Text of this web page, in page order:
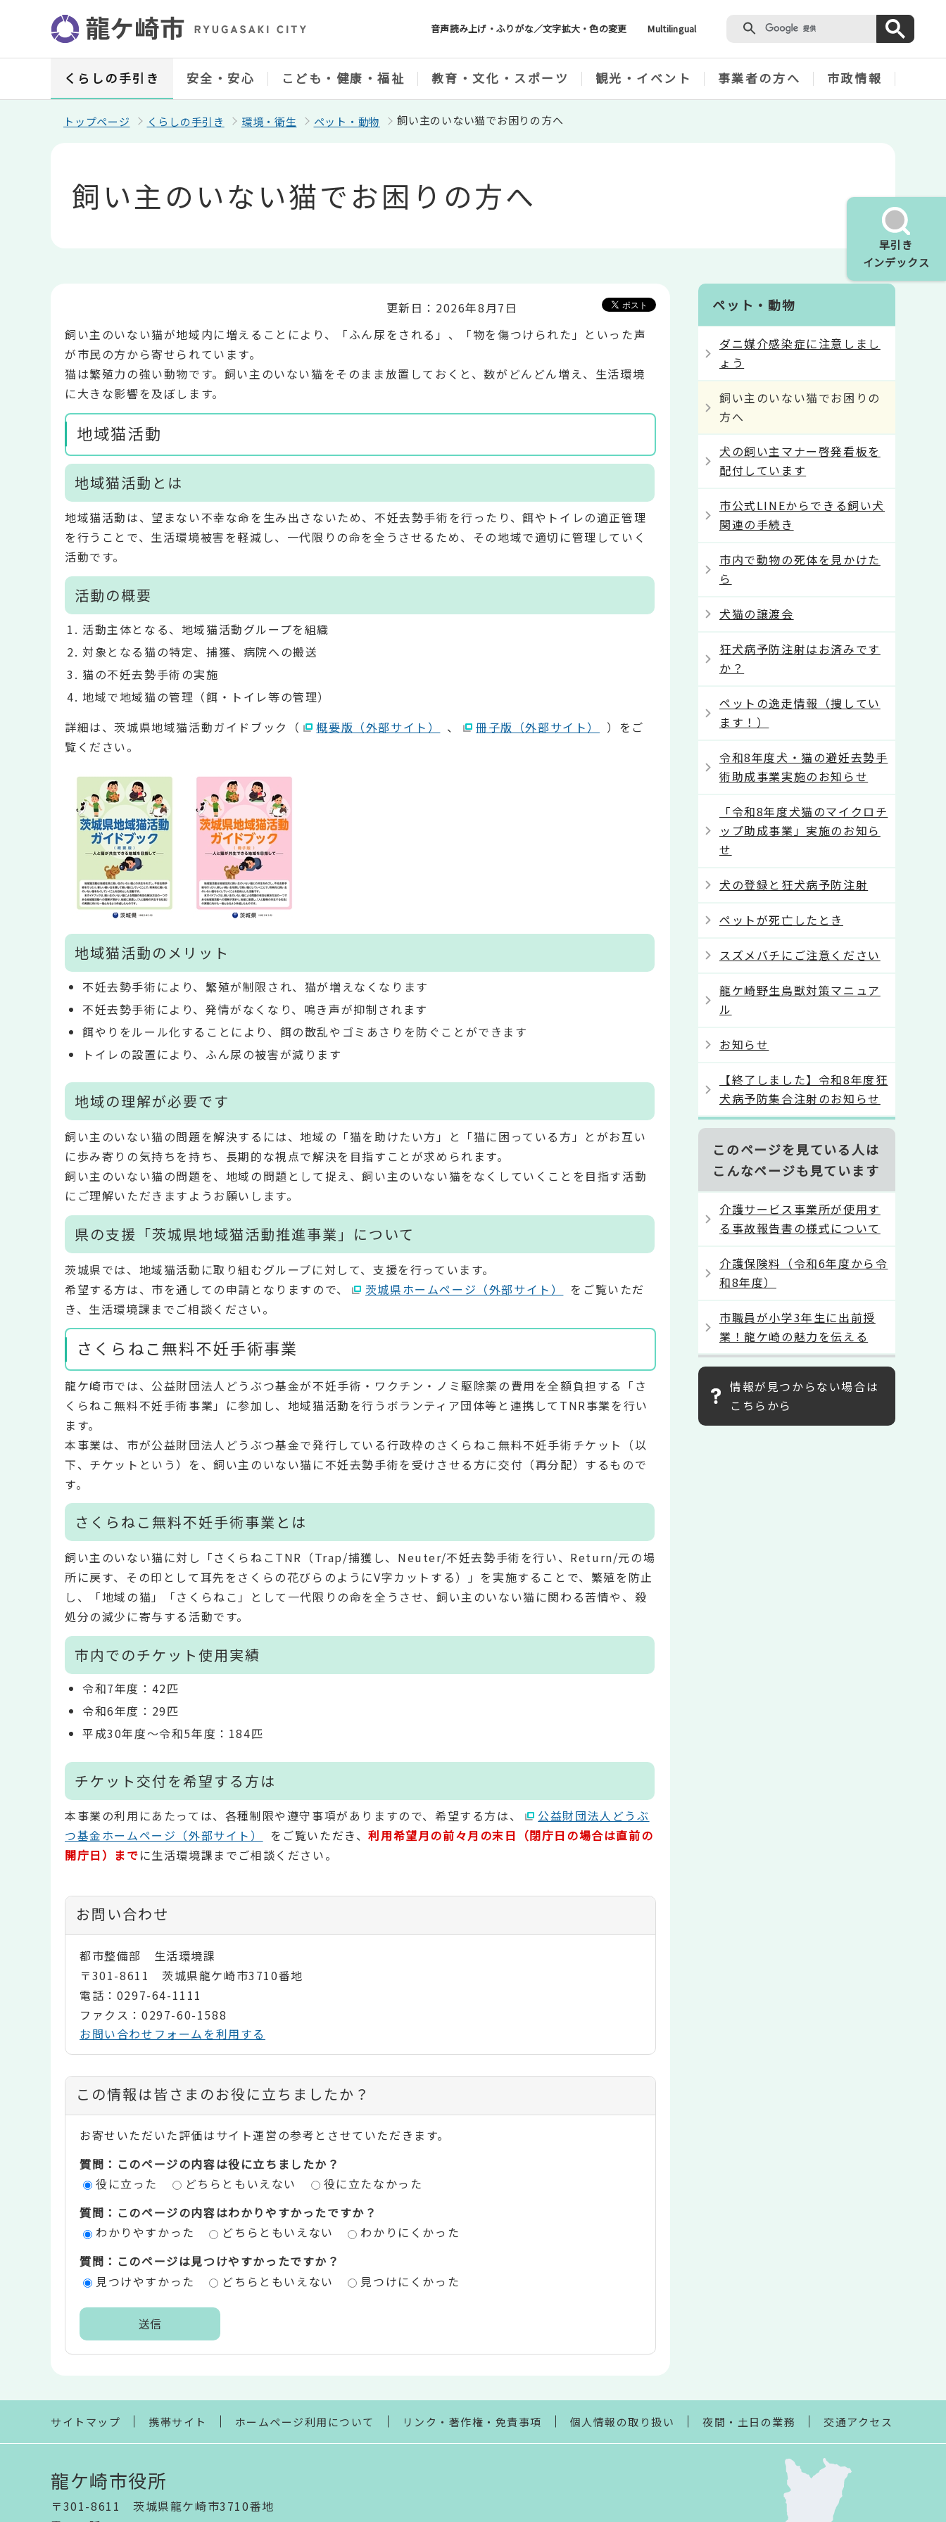
ジ
音声読み上げ・ふりがな／文字拡大・色の変更 Multilingual
早引き
インデックス
くらしの手引き 安全・安心 こども・健康・福祉 教育・文化・スポーツ 観光・イベント 事業者の方へ 市政情報
トップページ くらしの手引き 環境・衛生 ペット・動物 飼い主のいない猫でお困りの方へ
飼い主のいない猫でお困りの方へ
更新日：2026年8月7日
飼い主のいない猫が地域内に増えることにより、「ふん尿をされる」、「物を傷つけられた」といった声
が市民の方から寄せられています。
猫は繁殖力の強い動物です。飼い主のいない猫をそのまま放置しておくと、数がどんどん増え、生活環境
に大きな影響を及ぼします。
地域猫活動
地域猫活動とは
地域猫活動は、望まない不幸な命を生み出さないため、不妊去勢手術を行ったり、餌やトイレの適正管理
を行うことで、生活環境被害を軽減し、一代限りの命を全うさせるため、その地域で適切に管理していく
活動です。
活動の概要
活動主体となる、地域猫活動グループを組織
対象となる猫の特定、捕獲、病院への搬送
猫の不妊去勢手術の実施
地域で地域猫の管理（餌・トイレ等の管理）
詳細は、茨城県地域猫活動ガイドブック（
概要版（外部サイト） 、 冊子版（外部サイト）
）をご
覧ください。
地域猫活動のメリット
不妊去勢手術により、繁殖が制限され、猫が増えなくなります
不妊去勢手術により、発情がなくなり、鳴き声が抑制されます
餌やりをルール化することにより、餌の散乱やゴミあさりを防ぐことができます
トイレの設置により、ふん尿の被害が減ります
地域の理解が必要です
飼い主のいない猫の問題を解決するには、地域の「猫を助けたい方」と「猫に困っている方」とがお互い
に歩み寄りの気持ちを持ち、長期的な視点で解決を目指すことが求められます。
飼い主のいない猫の問題を、地域の問題として捉え、飼い主のいない猫をなくしていくことを目指す活動
にご理解いただきますようお願いします。
県の支援「茨城県地域猫活動推進事業」について
茨城県では、地域猫活動に取り組むグループに対して、支援を行っています。
希望する方は、市を通しての申請となりますので、
茨城県ホームページ（外部サイト）
をご覧いただ
き、生活環境課までご相談ください。
さくらねこ無料不妊手術事業
龍ケ崎市では、公益財団法人どうぶつ基金が不妊手術・ワクチン・ノミ駆除薬の費用を全額負担する「さ
くらねこ無料不妊手術事業」に参加し、地域猫活動を行うボランティア団体等と連携してTNR事業を行い
ます。
本事業は、市が公益財団法人どうぶつ基金で発行している行政枠のさくらねこ無料不妊手術チケット（以
下、チケットという）を、飼い主のいない猫に不妊去勢手術を受けさせる方に交付（再分配）するもので
す。
さくらねこ無料不妊手術事業とは
飼い主のいない猫に対し「さくらねこTNR（Trap/捕獲し、Neuter/不妊去勢手術を行い、Return/元の場
所に戻す、その印として耳先をさくらの花びらのようにV字カットする）」を実施することで、繁殖を防止
し、「地域の猫」「さくらねこ」として一代限りの命を全うさせ、飼い主のいない猫に関わる苦情や、殺
処分の減少に寄与する活動です。
市内でのチケット使用実績
令和7年度：42匹
令和6年度：29匹
平成30年度～令和5年度：184匹
チケット交付を希望する方は
本事業の利用にあたっては、各種制限や遵守事項がありますので、希望する方は、
公益財団法人どうぶ
つ基金ホームページ（外部サイト）
をご覧いただき、利用希望月の前々月の末日（閉庁日の場合は直前の
開庁日）までに生活環境課までご相談ください。
お問い合わせ
都市整備部 生活環境課
〒301-8611 茨城県龍ケ崎市3710番地
電話：0297-64-1111
ファクス：0297-60-1588
お問い合わせフォームを利用する
コ
ン
テ
ン
評
エ
この情報は皆さまのお役に立ちましたか？
お寄せいただいた評価はサイト運営の参考とさせていただきます。
質問：このページの内容は役に立ちましたか？
役に立った
どちらともいえない
役に立たなかった
質問：このページの内容はわかりやすかったですか？
わかりやすかった
どちらともいえない
わかりにくかった
質問：このページは見つけやすかったですか？
見つけやすかった
どちらともいえない 見つけにくかった
ま
ペット・動物
ダニ媒介感染症に注意しまし
ょう
飼い主のいない猫でお困りの
方へ
犬の飼い主マナー啓発看板を
配付しています
市公式LINEからできる飼い犬
関連の手続き
市内で動物の死体を見かけた
ら
犬猫の譲渡会
狂犬病予防注射はお済みです
か？
ペットの逸走情報（捜してい
ます！）
令和8年度犬・猫の避妊去勢手
術助成事業実施のお知らせ
「令和8年度犬猫のマイクロチ
ップ助成事業」実施のお知ら
せ
犬の登録と狂犬病予防注射
ペットが死亡したとき
スズメバチにご注意ください
龍ケ崎野生鳥獣対策マニュア
ル
お知らせ
【終了しました】令和8年度狂
犬病予防集合注射のお知らせ
このページを見ている人は
こんなページも見ています
介護サービス事業所が使用す
る事故報告書の様式について
介護保険料（令和6年度から令
和8年度）
市職員が小学3年生に出前授
業！龍ケ崎の魅力を伝える
情報が見つからない場合は
こちらから
サイトマップ 携帯サイト ホームページ利用について リンク・著作権・免責事項 個人情報の取り扱い 夜間・土日の業務 交通アクセス
龍ケ崎市役所
〒301-8611 茨城県龍ケ崎市3710番地